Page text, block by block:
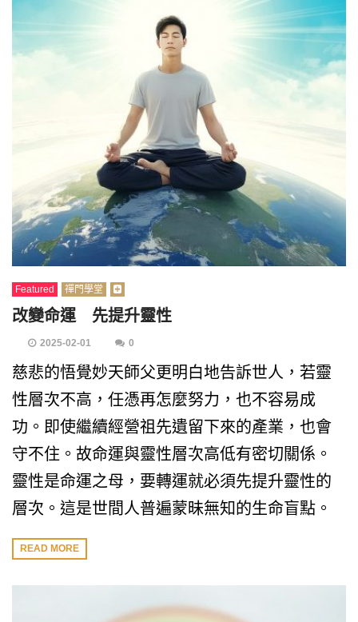
Featured 禪門學堂
改變命運 先提升靈性
2025-02-01 0
慈悲的悟覺妙天師父更明白地告訴世人，若靈
性層次不高，任憑再怎麼努力，也不容易成
功。即使繼續經營祖先遺留下來的產業，也會
守不住。故命運與靈性層次高低有密切關係。
靈性是命運之母，要轉運就必須先提升靈性的
層次。這是世間人普遍蒙昧無知的生命盲點。
READ MORE